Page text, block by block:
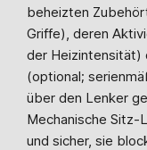
beheizten
Griffe), deren
der Heizintensität)
(optional;
über den Lenker
Mechanische Sitz-
und sicher, sie